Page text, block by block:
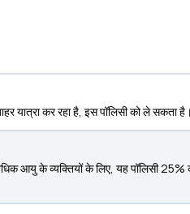
यात्रा कर रहा है, इस पॉलिसी को ले सकता है।
आयु के व्यक्तियों के लिए, यह पॉलिसी